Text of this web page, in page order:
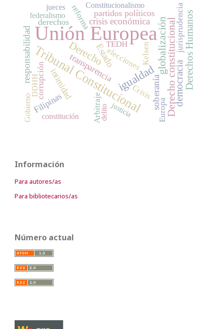
Unión Europea
Tribunal Constitucional
igualdad
globalizaciónDerecho constitucional
Derecho
democraciaDerechos Humanos
crisis económica
Estado
soberanía
responsabilidad transparencia
intimidad
Filipinas
derechos
partidos políticos
Crisis
jurisprudencia
reforma
TEDH
elecciones
Europa
Arbitraje
corrupción
Kelsen
Constitucionalismo
federalismo
constitución
Gobierno
jueces
justicia
delito
DDHH
Información
Para autores/as
Para bibliotecarios/as
Número actual